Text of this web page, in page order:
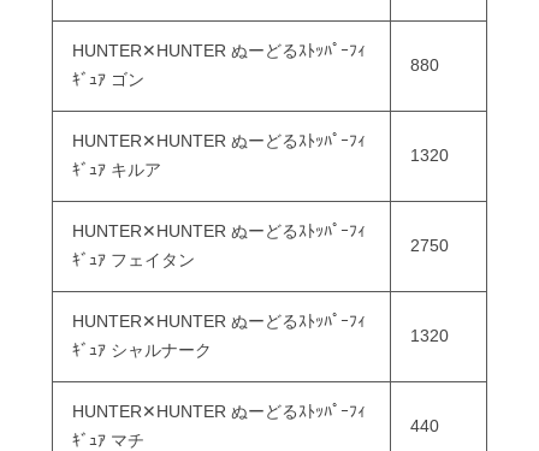
HUNTER✕HUNTER ぬーどるｽﾄｯﾊﾟｰﾌｨ
ｷﾞｭｱ ゴン
880
HUNTER✕HUNTER ぬーどるｽﾄｯﾊﾟｰﾌｨ
ｷﾞｭｱ キルア
1320
HUNTER✕HUNTER ぬーどるｽﾄｯﾊﾟｰﾌｨ
ｷﾞｭｱ フェイタン
2750
HUNTER✕HUNTER ぬーどるｽﾄｯﾊﾟｰﾌｨ
ｷﾞｭｱ シャルナーク
1320
HUNTER✕HUNTER ぬーどるｽﾄｯﾊﾟｰﾌｨ
ｷﾞｭｱ マチ
440